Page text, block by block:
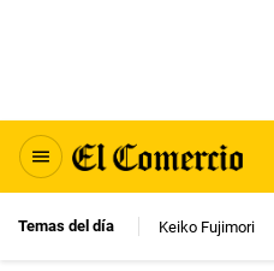
Temas del día Keiko Fujimori